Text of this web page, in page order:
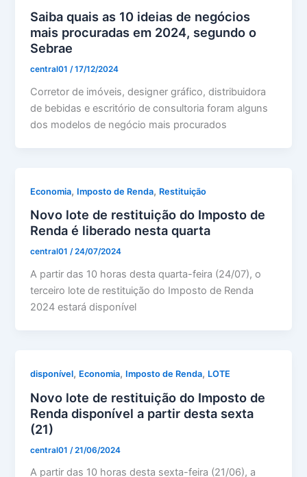
Saiba quais as 10 ideias de negócios
mais procuradas em 2024, segundo o
Sebrae
central01/17/12/2024
Corretor de imóveis, designer gráfico, distribuidora
de bebidas e escritório de consultoria foram alguns
dos modelos de negócio mais procurados
Economia, Imposto de Renda, Restituição
Novo lote de restituição do Imposto de
Renda é liberado nesta quarta
central01/24/07/2024
A partir das 10 horas desta quarta-feira (24/07), o
terceiro lote de restituição do Imposto de Renda
2024 estará disponível
disponível, Economia, Imposto de Renda, LOTE
Novo lote de restituição do Imposto de
Renda disponível a partir desta sexta
(21)
central01 /21/06/2024
A partir das 10 horas desta sexta-feira (21/06), a